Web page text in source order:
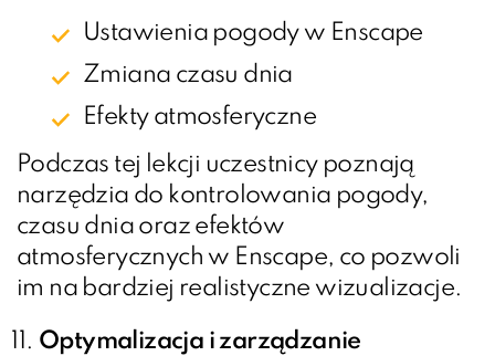
Ustawienia pogody w Enscape
Zmiana czasu dnia
Efekty atmosferyczne
Podczas tej lekcji uczestnicy poznają
narzędzia do kontrolowania pogody,
czasu dnia oraz efektów
atmosferycznych w Enscape, co pozwoli
im na bardziej realistyczne wizualizacje.
Optymalizacja i zarządzanie